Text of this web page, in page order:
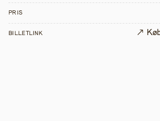
PRIS
BILLETLINK ↗